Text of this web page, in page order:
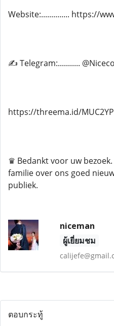
Website:.............. https://
✍ Telegram:...........
https://threema.id/
♛ Bedankt voor uw
familie over ons goed
publiek.
niceman
ผู้เยี่ยมชม
ตอบกระทู้